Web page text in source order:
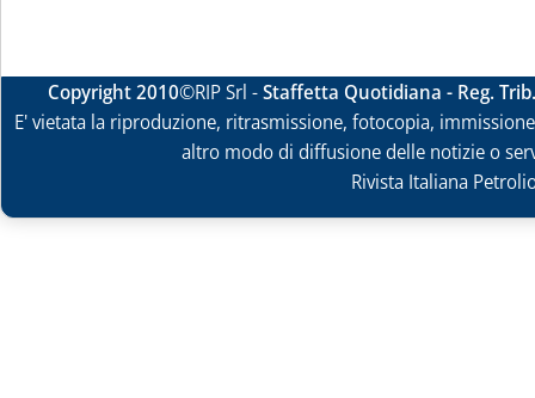
Copyright 2010©RIP Srl -Staffetta Quotidiana - Reg.
E' vietata la riproduzione, ritrasmissione, fotocopia,
altro modo di diffusione delle notizie o
Rivista Italiana